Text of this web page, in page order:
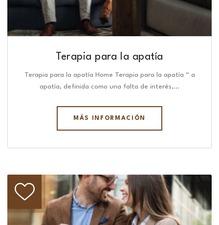
Terapia para la apatía
Terapia para la apatía Home Terapia para la apatía “ a
apatía, definida como una falta de interés,…
MÁS INFORMACIÓN